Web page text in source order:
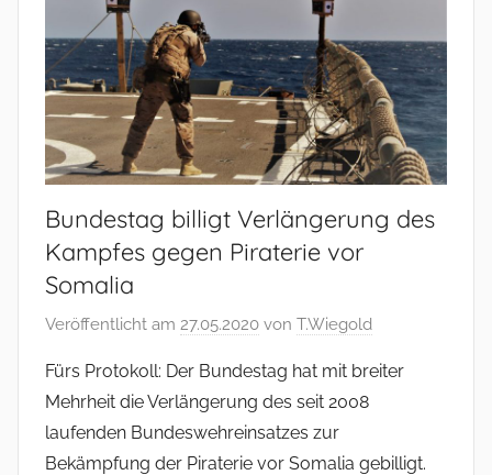
Bundestag billigt Verlängerung des
Kampfes gegen Piraterie vor
Somalia
Veröffentlicht am 27.05.2020 von T.Wiegold
Fürs Protokoll: Der Bundestag hat mit breiter
Mehrheit die Verlängerung des seit 2008
laufenden Bundeswehreinsatzes zur
Bekämpfung der Piraterie vor Somalia gebilligt.